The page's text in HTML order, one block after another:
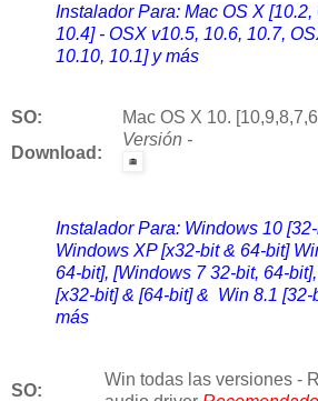
Instalador Para: Mac OS X
10.4] - OSX v10.5, 10.6, 10.7,
10.10, 10.1] y más
SO:
Mac OS X 10.
Download :
Versión -
Instalador Para: Windows 10
Windows XP [x32-bit & 64-bit]
64-bit], [Windows 7 32-bit, 64-
[x32-bit] & [64-bit] & Win 8.1 [32-
más
SO:
Win todas las versiones -